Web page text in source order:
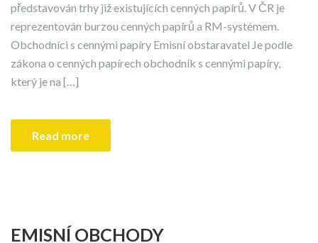
představován trhy již existujících cenných papírů. V ČR je
reprezentován burzou cenných papírů a RM-systémem.
Obchodníci s cennými papíry Emisní obstaravatel Je podle
zákona o cenných papírech obchodník s cennými papíry,
který je na […]
Read more
EMISNÍ OBCHODY